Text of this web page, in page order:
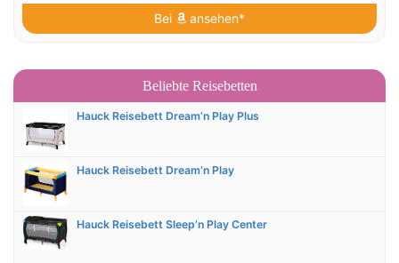
Bei ansehen*
Beliebte Reisebetten
Hauck Reisebett Dream’n Play Plus
Hauck Reisebett Dream’n Play
Hauck Reisebett Sleep’n Play Center